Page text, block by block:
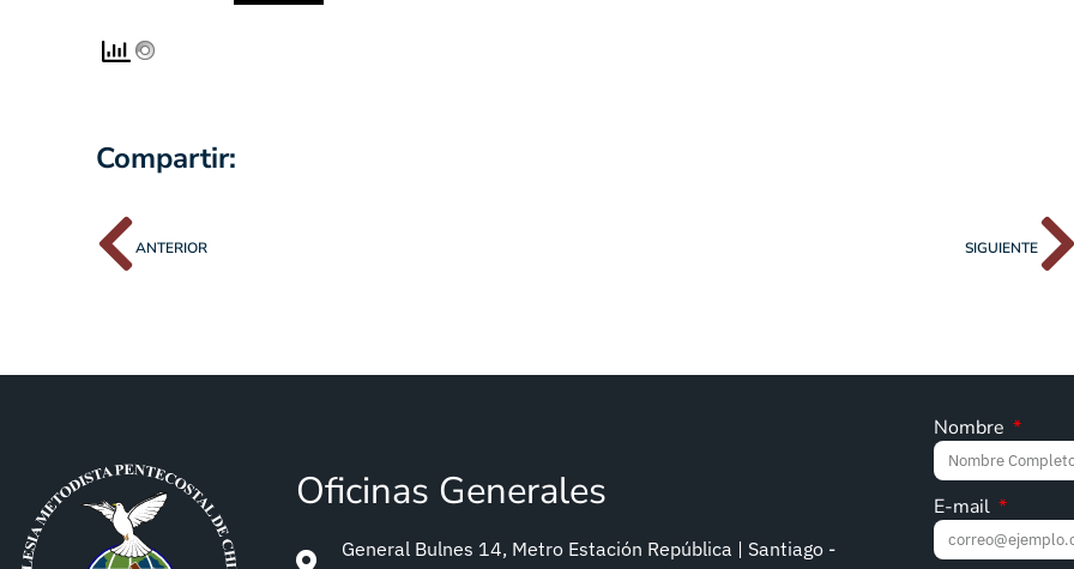
Compartir:
ANTERIOR SIGUIENTE
Oficinas Generales
General Bulnes 14, Metro Estación República | Santiago -
Nombre
E-mail